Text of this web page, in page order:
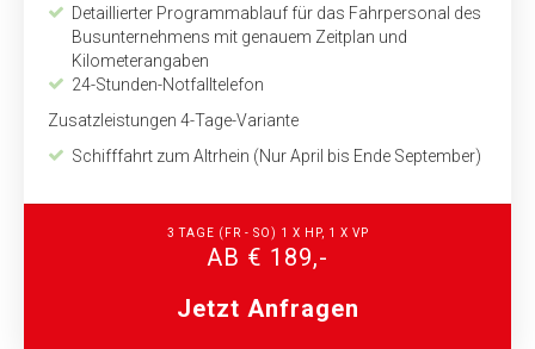
Detaillierter Programmablauf für das Fahrpersonal des
Busunternehmens mit genauem Zeitplan und
Kilometerangaben
24-Stunden-Notfalltelefon
Zusatzleistungen 4-Tage-Variante
Schifffahrt zum Altrhein (Nur April bis Ende September)
3 TAGE (FR - SO) 1 X HP, 1 X VP
AB € 189,-
Jetzt Anfragen